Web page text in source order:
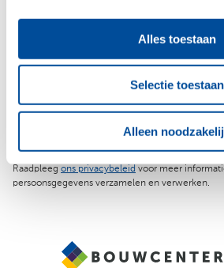
Alles toestaan
Selectie toestaan
Alleen
Jouw e-mailadres
Raadpleeg ons privacybeleid voor meer
persoonsgegevens verzamelen en verwerken.
Aanmelden